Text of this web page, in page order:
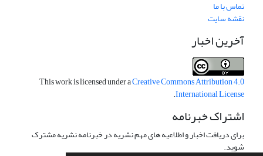
تماس با ما
نقشه سایت
آخرین اخبار
This work is licensed under aCreative Commons Attribution 4.0
International License
.
اشتراک خبرنامه
برای دریافت اخبار و اطلاعیه های مهم نشریه در خبرنامه نشریه مشترک
شوید.